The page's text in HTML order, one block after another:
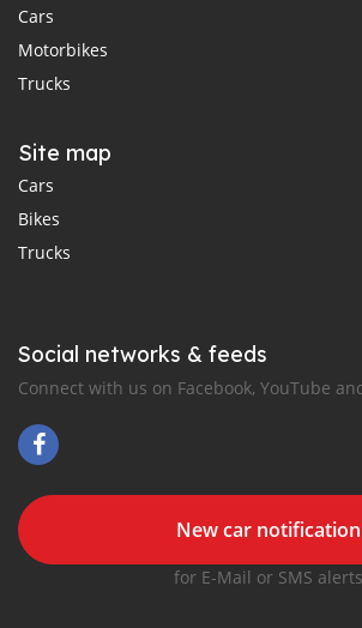
Cars
Motorbikes
Trucks
Site map
Cars
Bikes
Trucks
Social networks & feeds
Connect with us on Facebook, YouTube
New car notification
for E-Mail or SMS alerts